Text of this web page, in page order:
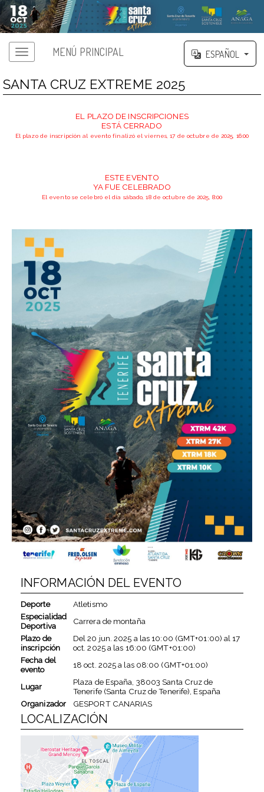
MENÚ PRINCIPAL ESPAÑOL
SANTA CRUZ EXTREME 2025
EL PLAZO DE INSCRIPCIONES
ESTÁ CERRADO
El plazo de inscripción al evento finalizó el viernes, 17 de octubre de 2025, 16:00
ESTE EVENTO
YA FUE CELEBRADO
El evento se celebró el día sábado, 18 de octubre de 2025, 8:00
INFORMACIÓN DEL EVENTO
Deporte
Atletismo
Especialidad
Deportiva
Carrera de montaña
Plazo de
inscripción
Del20 jun. 2025 a las10:00 (GMT+01:00) al17
oct. 2025a las 16:00 (GMT+01:00)
Fecha del
evento
18 oct. 2025a las 08:00 (GMT+01:00)
Lugar
Plaza de España, 38003 Santa Cruz de
Tenerife (Santa Cruz de Tenerife), España
Organizador
GESPORT CANARIAS
LOCALIZACIÓN